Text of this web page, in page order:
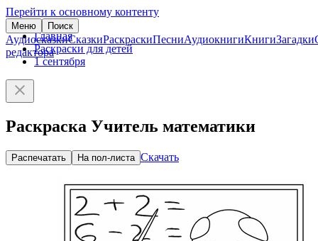
Перейти к основному контенту
Меню Поиск
АудиосказкиСказкиРаскраскиПесниАудиокнигиКнигиЗагадки
редактора
Главная
Раскраски для детей
1 сентября
Раскраска Учитель математики
Распечатать На пол-листа Скачать